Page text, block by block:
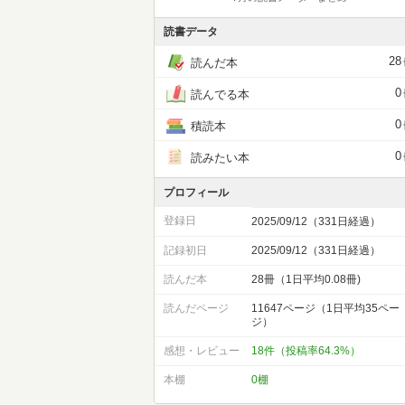
読書データ
読んだ本 28
読んでる本 0
積読本 0
読みたい本 0
プロフィール
登録日 2025/09/12（331日経過）
記録初日 2025/09/12（331日経過）
読んだ本 28冊（1日平均0.08冊)
読んだページ
11647ページ（1日平均35ペー
ジ）
感想・レビュー 18件（投稿率64.3%）
本棚 0棚